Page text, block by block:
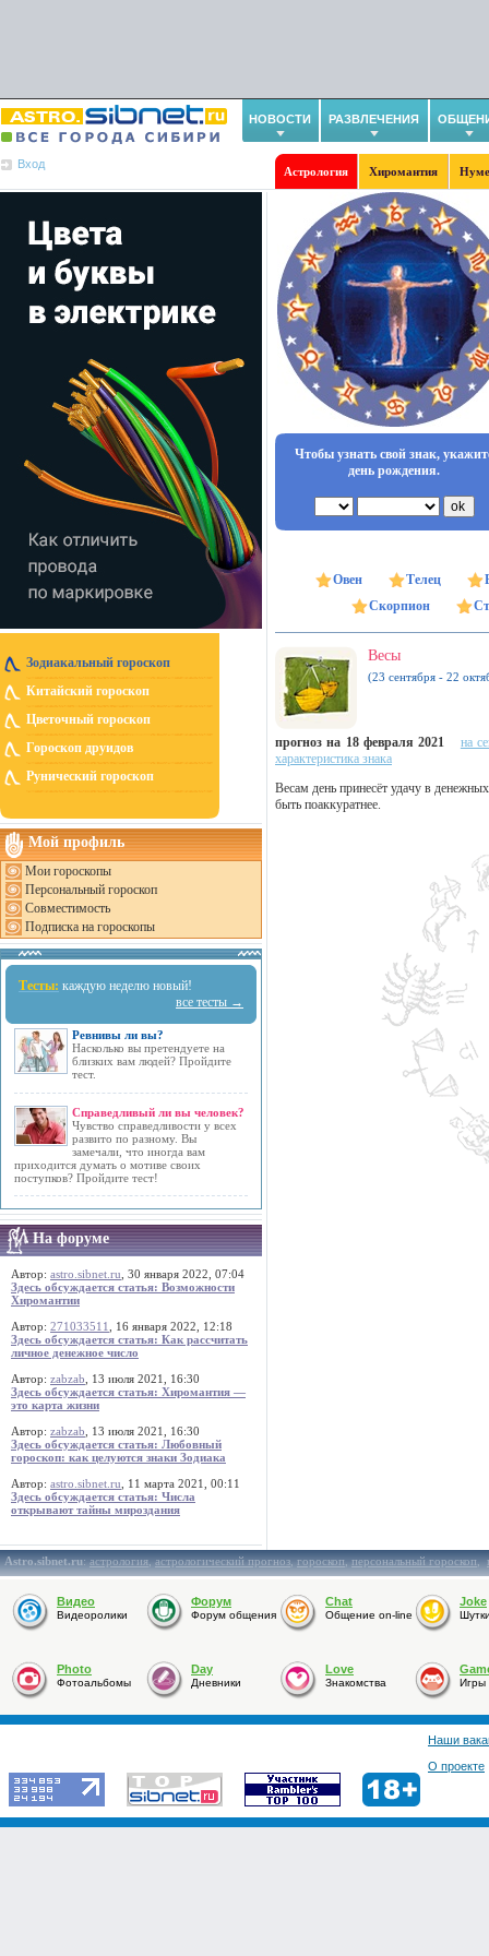
НОВОСТИ РАЗВЛЕЧЕНИЯ
Вход
Астрология Хиромантия
Зодиакальный гороскоп
Китайский гороскоп
Цветочный гороскоп
Гороскоп друидов
Рунический гороскоп
Мой профиль
Мои гороскопы
Персональный гороскоп
Совместимость
Подписка на гороскопы
Тесты: каждую неделю новый!
все тесты →
Ревнивы ли вы?
Насколько вы претендуете на
близких вам людей? Пройдите
тест.
Справедливый ли вы человек?
Чувство справедливости у всех
развито по разному. Вы
замечали, что иногда вам
приходится думать о мотиве своих
поступков? Пройдите тест!
На форуме
Автор: astro.sibnet.ru , 30 января 2022, 07:04
Здесь обсуждается статья: Возможности
Хиромантии
Автор: 271033511
, 16 января 2022, 12:18
Здесь обсуждается статья: Как рассчитать
личное денежное число
Автор: zabzab , 13 июля 2021, 16:30
Здесь обсуждается статья: Хиромантия —
это карта жизни
Автор: zabzab , 13 июля 2021, 16:30
Здесь обсуждается статья: Любовный
гороскоп: как целуются знаки Зодиака
Автор: astro.sibnet.ru , 11 марта 2021, 00:11
Здесь обсуждается статья: Числа
открывают тайны мироздания
Чтобы узнать свой знак,
день рождения.
Овен Телец
Скорпион
Весы
(23 сентября - 22
прогноз на 18 февраля 2021
на
характеристика знака
Весам день принесёт удачу в
быть поаккуратнее.
Astro.sibnet.ru:астрология,астрологический прогноз,гороскоп,персональный гороскоп,
Видео
Видеоролики
Форум
Форум общения
Chat
Общение on-line
Joke
Photo
Фотоальбомы
Day
Дневники
Love
Знакомства Игры
Наши
О проекте